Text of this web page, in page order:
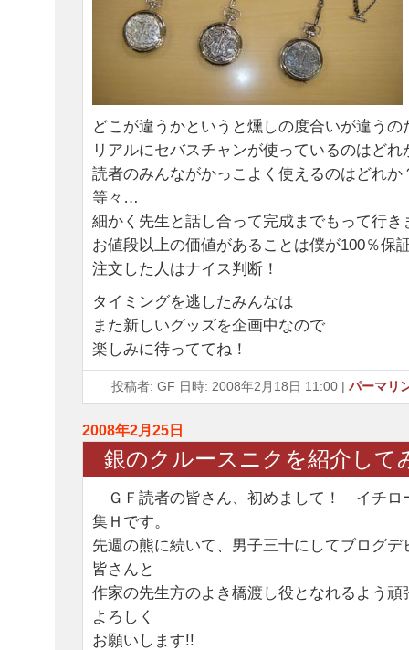
どこが違うかというと燻しの度合いが違うの
リアルにセバスチャンが使っているのはどれ
読者のみんながかっこよく使えるのはどれか
等々…
細かく先生と話し合って完成までもって行き
お値段以上の価値があることは僕が100％保
注文した人はナイス判断！
タイミングを逃したみんなは
また新しいグッズを企画中なので
楽しみに待っててね！
投稿者: GF 日時: 2008年2月18日 11:00 | パーマリ
2008年2月25日
銀のクルースニクを紹介して
ＧＦ読者の皆さん、初めまして！ イチロ
集Ｈです。
先週の熊に続いて、男子三十にしてブログ
皆さんと
作家の先生方のよき橋渡し役となれるよう頑
よろしく
お願いします!!